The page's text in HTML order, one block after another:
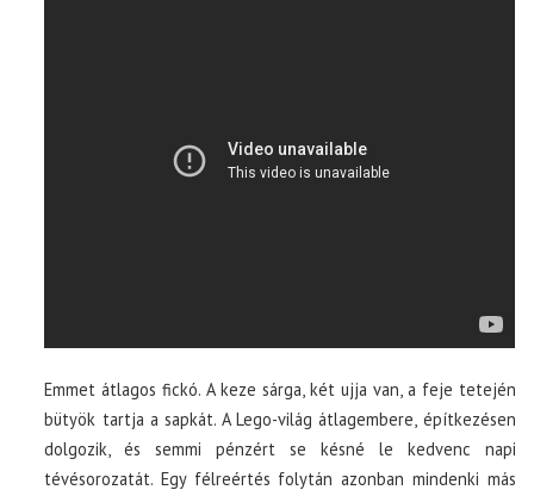
Emmet átlagos fickó. A keze sárga, két ujja van, a feje tetején
bütyök tartja a sapkát. A Lego-világ átlagembere, építkezésen
dolgozik, és semmi pénzért se késné le kedvenc napi
tévésorozatát. Egy félreértés folytán azonban mindenki más